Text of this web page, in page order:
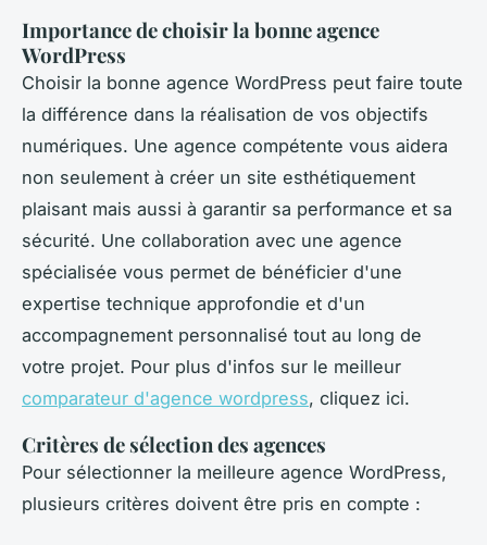
Importance de choisir la bonne agence
WordPress
Choisir la bonne agence WordPress peut faire toute
la différence dans la réalisation de vos objectifs
numériques. Une agence compétente vous aidera
non seulement à créer un site esthétiquement
plaisant mais aussi à garantir sa performance et sa
sécurité. Une collaboration avec une agence
spécialisée vous permet de bénéficier d'une
expertise technique approfondie et d'un
accompagnement personnalisé tout au long de
votre projet. Pour plus d'infos sur le meilleur
comparateur d'agence wordpress, cliquez ici.
Critères de sélection des agences
Pour sélectionner la meilleure agence WordPress,
plusieurs critères doivent être pris en compte :